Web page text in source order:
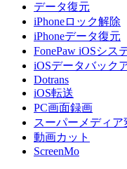
データ復元
iPhoneロック解除
iPhoneデータ復元
FonePaw iOSシス
iOSデータバック
Dotrans
iOS転送
PC画面録画
スーパーメディア
動画カット
ScreenMo